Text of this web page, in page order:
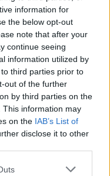
information for
the below opt-out
note that after your
continue seeing
information utilized by
third parties prior to
out of the further
by third parties on the
This information may
on the IAB’s List of
disclose it to other
para prevenir a
conteúdo violento em
assinaturas